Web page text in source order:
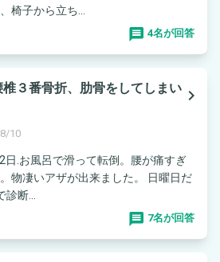
椅子から立ち...
4名が回答
３番骨折、肋骨をしてしまい navigate_next
10
日.お風呂で滑って転倒。腰が痛すぎ
いアザが出来ました。 日曜日だ
断...
7名が回答